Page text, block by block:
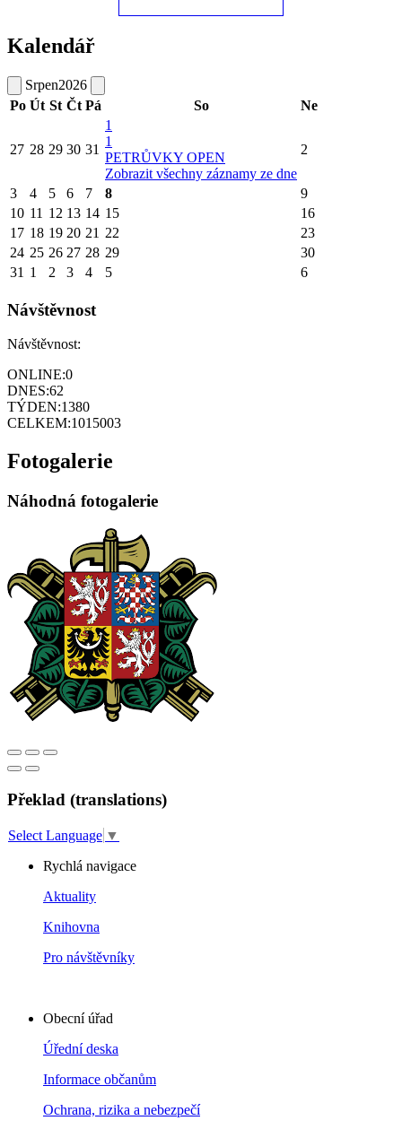
Kalendář
Srpen2026
Po Út St Čt Pá So Ne
27 28 29 30 31
1
1
PETRŮVKY OPEN
Zobrazit všechny záznamy ze dne
2
3 4 5 6 7 8
9
10 11 12 13 14 15
16
17 18 19 20 21 22
23
24 25 26 27 28 29
30
31 1 2 3 4 5 6
Návštěvnost
Návštěvnost:
ONLINE:0
DNES:62
TÝDEN:1380
CELKEM:1015003
Fotogalerie
Náhodná fotogalerie
Překlad (translations)
Select Language ▼
Rychlá navigace
Aktuality
Knihovna
Pro návštěvníky
Obecní úřad
Úřední deska
Informace občanům
Ochrana, rizika a nebezpečí